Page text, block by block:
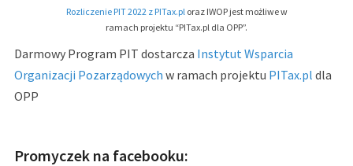
Rozliczenie PIT 2022 z PITax.pl oraz IWOP jest możliwe w
ramach projektu “PITax.pl dla OPP”.
Darmowy Program PIT dostarcza Instytut Wsparcia
Organizacji Pozarządowych w ramach projektu PITax.pl dla
OPP
Promyczek na facebooku: